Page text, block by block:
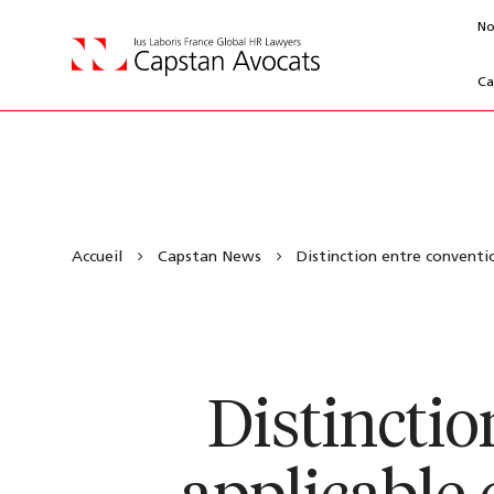
Accueil Capstan News Distinction entre